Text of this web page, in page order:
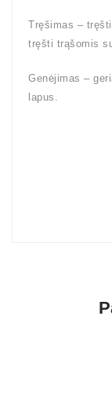
Tręšimas –
tręšti trąšomis
Genėjimas –
lapus.